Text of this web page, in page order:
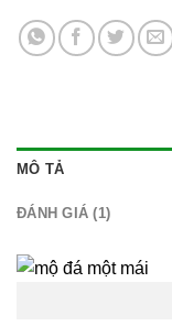
MÔ TẢ
ĐÁNH GIÁ (1)